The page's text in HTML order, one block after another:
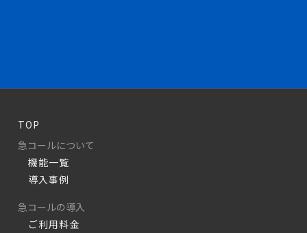
TOP
急コールについて
機能一覧
導入事例
急コールの導入
ご利用料金